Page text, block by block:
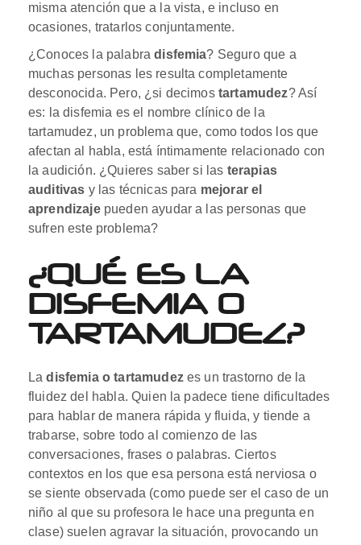
misma atención que a la vista, e incluso en
ocasiones, tratarlos conjuntamente.
¿Conoces la palabradisfemia? Seguro que a
muchas personas les resulta completamente
desconocida. Pero, ¿si decimos tartamudez? Así
es: la disfemia es el nombre clínico de la
tartamudez, un problema que, como todos los que
afectan al habla, está íntimamente relacionado con
la audición. ¿Quieres saber si las terapias
auditivas y las técnicas para mejorar el
aprendizajepueden ayudar a las personas que
sufren este problema?
¿QUÉ ES LA
DISFEMIA O
TARTAMUDEZ?
Ladisfemia o tartamudezes un trastorno de la
fluidez del habla. Quien la padece tiene dificultades
para hablar de manera rápida y fluida, y tiende a
trabarse, sobre todo al comienzo de las
conversaciones, frases o palabras. Ciertos
contextos en los que esa persona está nerviosa o
se siente observada (como puede ser el caso de un
niño al que su profesora le hace una pregunta en
clase) suelen agravar la situación, provocando un